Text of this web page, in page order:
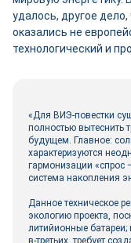
удалось, другое
оказались не
технологический и
«Для ВИЭ-повестки
полностью вытеснить
будущем. Главное:
характеризуются
гармонизации «спрос
система накопления
Данное техническое
экологию проекта,
литийионные
в‑третьих, требует